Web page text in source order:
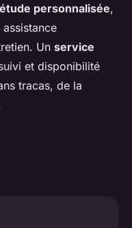
étude personnalisée,
Un service
et disponibilité
tracas, de la